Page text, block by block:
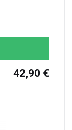
42,90 €